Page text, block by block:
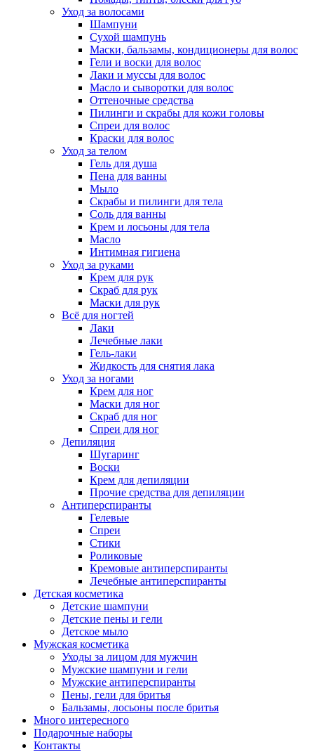
Уход за волосами
Шампуни
Сухой шампунь
Маски, бальзамы, кондиционеры для волос
Гели и воски для волос
Лаки и муссы для волос
Масло и сыворотки для волос
Оттеночные средства
Пилинги и скрабы для кожи головы
Спреи для волос
Краски для волос
Уход за телом
Гель для душа
Пена для ванны
Мыло
Скрабы и пилинги для тела
Соль для ванны
Крем и лосьоны для тела
Масло
Интимная гигиена
Уход за руками
Крем для рук
Скраб для рук
Маски для рук
Всё для ногтей
Лаки
Лечебные лаки
Гель-лаки
Жидкость для снятия лака
Уход за ногами
Крем для ног
Маски для ног
Скраб для ног
Спреи для ног
Депиляция
Шугаринг
Воски
Крем для депиляции
Прочие средства для депиляции
Антиперспиранты
Гелевые
Спреи
Стики
Роликовые
Кремовые антиперспиранты
Лечебные антиперспиранты
Детская косметика
Детские шампуни
Детские пены и гели
Детское мыло
Мужская косметика
Уходы за лицом для мужчин
Мужские шампуни и гели
Мужские антиперспиранты
Пены, гели для бритья
Бальзамы, лосьоны после бритья
Много интересного
Подарочные наборы
Контакты